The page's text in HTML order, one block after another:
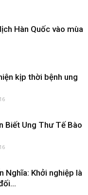
Hàn Quốc vào mùa
kịp thời bệnh ung
Biết Ung Thư Tế Bào
Nghĩa: Khởi nghiệp là